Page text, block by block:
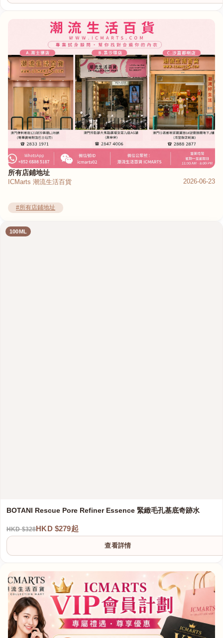
所有店鋪地址
ICMarts 潮流生活百貨 2026-06-23
#所有店鋪地址
100ML
BOTANI Rescue Pore Refiner Essence 緊緻毛孔基底奇跡水
HKD $328HKD $279起
查看詳情